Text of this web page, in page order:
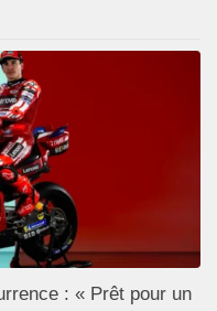
: « Prêt pour un